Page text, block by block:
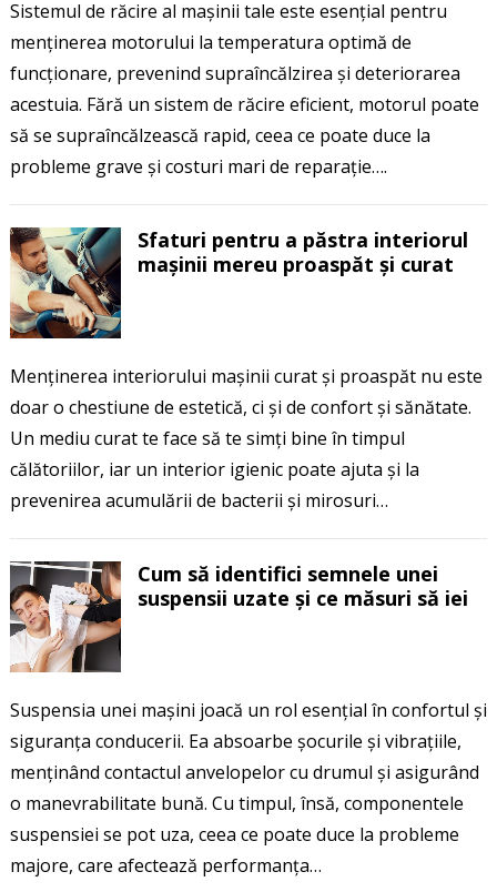
Sistemul de răcire al mașinii tale este esențial pentru
menținerea motorului la temperatura optimă de
funcționare, prevenind supraîncălzirea și deteriorarea
acestuia. Fără un sistem de răcire eficient, motorul poate
să se supraîncălzească rapid, ceea ce poate duce la
probleme grave și costuri mari de reparație….
Sfaturi pentru a păstra interiorul
mașinii mereu proaspăt și curat
Menținerea interiorului mașinii curat și proaspăt nu este
doar o chestiune de estetică, ci și de confort și sănătate.
Un mediu curat te face să te simți bine în timpul
călătoriilor, iar un interior igienic poate ajuta și la
prevenirea acumulării de bacterii și mirosuri…
Cum să identifici semnele unei
suspensii uzate și ce măsuri să iei
Suspensia unei mașini joacă un rol esențial în confortul și
siguranța conducerii. Ea absoarbe șocurile și vibrațiile,
menținând contactul anvelopelor cu drumul și asigurând
o manevrabilitate bună. Cu timpul, însă, componentele
suspensiei se pot uza, ceea ce poate duce la probleme
majore, care afectează performanța…